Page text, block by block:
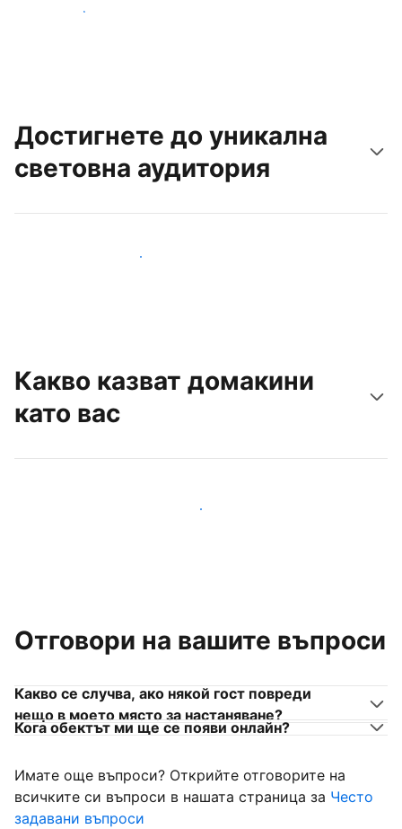
Започнете днес
Достигнете до уникална
световна аудитория
Достигнете до нови гости днес
Какво казват домакини
като вас
Отговори на вашите въпроси
Какво се случва, ако някой гост повреди
нещо в моето място за настаняване?
Кога обектът ми ще се появи онлайн?
Имате още въпроси? Открийте отговорите на
всичките си въпроси в нашата страница за Често
задавани въпроси